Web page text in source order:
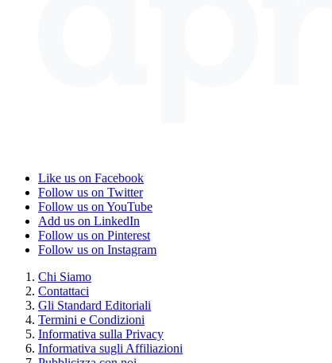
Like us on Facebook
Follow us on Twitter
Follow us on YouTube
Add us on LinkedIn
Follow us on Pinterest
Follow us on Instagram
Chi Siamo
Contattaci
Gli Standard Editoriali
Termini e Condizioni
Informativa sulla Privacy
Informativa sugli Affiliazioni